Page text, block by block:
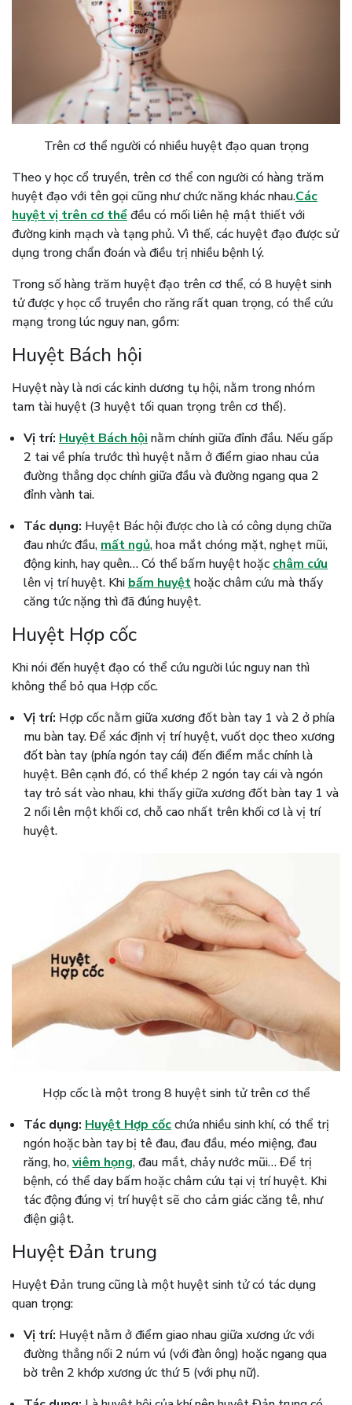
Trên cơ thể người có nhiều huyệt đạo quan trọng
Theo y học cổ truyền, trên cơ thể con người có hàng trăm
huyệt đạo với tên gọi cũng như chức năng khác nhau.Các
huyệt vị trên cơ thểđều có mối liên hệ mật thiết với
đường kinh mạch và tạng phủ. Vì thế, các huyệt đạo được sử
dụng trong chẩn đoán và điều trị nhiều bệnh lý.
Trong số hàng trăm huyệt đạo trên cơ thể, có 8 huyệt sinh
tử được y học cổ truyền cho răng rất quan trọng, có thể cứu
mạng trong lúc nguy nan, gồm:
Huyệt Bách hội
Huyệt này là nơi các kinh dương tụ hội, nằm trong nhóm
tam tài huyệt (3 huyệt tối quan trọng trên cơ thể).
Vị trí: Huyệt Bách hội nằm chính giữa đỉnh đầu. Nếu gấp
2 tai về phía trước thì huyệt nằm ở điểm giao nhau của
đường thẳng dọc chính giữa đầu và đường ngang qua 2
đỉnh vành tai.
Tác dụng: Huyệt Bác hội được cho là có công dụng chữa
đau nhức đầu, mất ngủ, hoa mắt chóng mặt, nghẹt mũi,
động kinh, hay quên… Có thể bấm huyệt hoặc châm cứu
lên vị trí huyệt. Khi bấm huyệthoặc châm cứu mà thấy
căng tức nặng thì đã đúng huyệt.
Huyệt Hợp cốc
Khi nói đến huyệt đạo có thể cứu người lúc nguy nan thì
không thể bỏ qua Hợp cốc.
Vị trí: Hợp cốc nằm giữa xương đốt bàn tay 1 và 2 ở phía
mu bàn tay. Để xác định vị trí huyệt, vuốt dọc theo xương
đốt bàn tay (phía ngón tay cái) đến điểm mắc chính là
huyệt. Bên cạnh đó, có thể khép 2 ngón tay cái và ngón
tay trỏ sát vào nhau, khi thấy giữa xương đốt bàn tay 1 và
2 nổi lên một khối cơ, chỗ cao nhất trên khối cơ là vị trí
huyệt.
Hợp cốc là một trong 8 huyệt sinh tử trên cơ thể
Tác dụng: Huyệt Hợp cốcchứa nhiều sinh khí, có thể trị
ngón hoặc bàn tay bị tê đau, đau đầu, méo miệng, đau
răng, ho,viêm họng, đau mắt, chảy nước mũi… Để trị
bệnh, có thể day bấm hoặc châm cứu tại vị trí huyệt. Khi
tác động đúng vị trí huyệt sẽ cho cảm giác căng tê, như
điện giật.
Huyệt Đản trung
Huyệt Đản trung cũng là một huyệt sinh tử có tác dụng
quan trọng:
Vị trí: Huyệt nằm ở điểm giao nhau giữa xương ức với
đường thẳng nối 2 núm vú (với đàn ông) hoặc ngang qua
bờ trên 2 khớp xương ức thứ 5 (với phụ nữ).